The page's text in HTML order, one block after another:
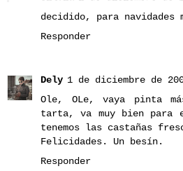
decidido, para navidades
Responder
Dely 1 de diciembre de
Ole, OLe, vaya pinta
tarta, va muy bien para
tenemos las castañas
Felicidades. Un besín.
Responder